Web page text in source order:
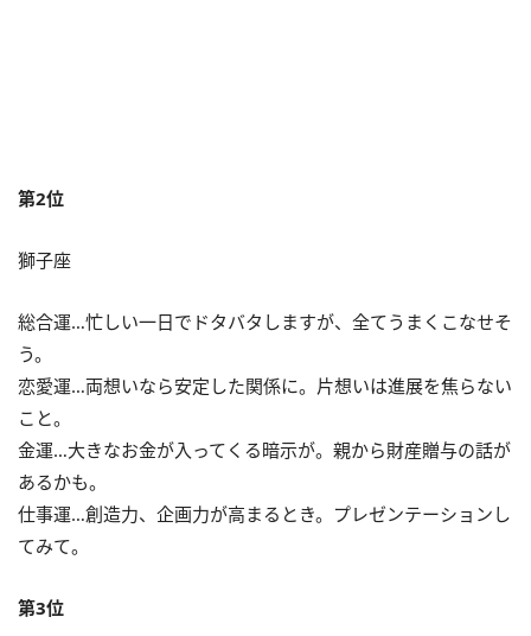
第2位
獅子座
総合運…忙しい一日でドタバタしますが、全てうまくこなせそ
う。
恋愛運…両想いなら安定した関係に。片想いは進展を焦らない
こと。
金運…大きなお金が入ってくる暗示が。親から財産贈与の話が
あるかも。
仕事運…創造力、企画力が高まるとき。プレゼンテーションし
てみて。
第3位